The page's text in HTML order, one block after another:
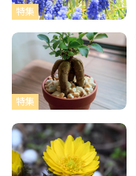
特集
特集